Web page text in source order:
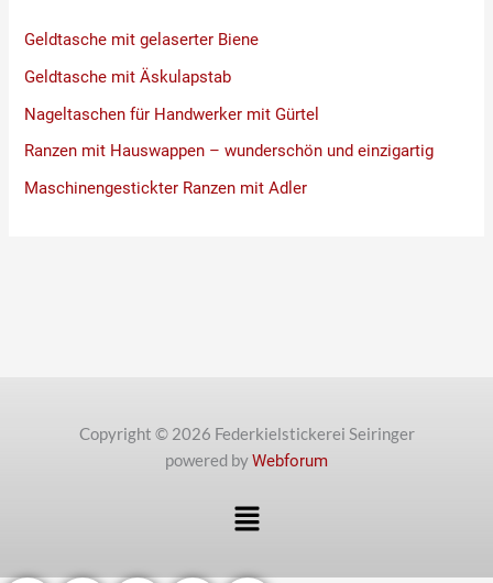
Geldtasche mit gelaserter Biene
Geldtasche mit Äskulapstab
Nageltaschen für Handwerker mit Gürtel
Ranzen mit Hauswappen – wunderschön und einzigartig
Maschinengestickter Ranzen mit Adler
Copyright © 2026 Federkielstickerei Seiringer
powered byWebforum
Menü